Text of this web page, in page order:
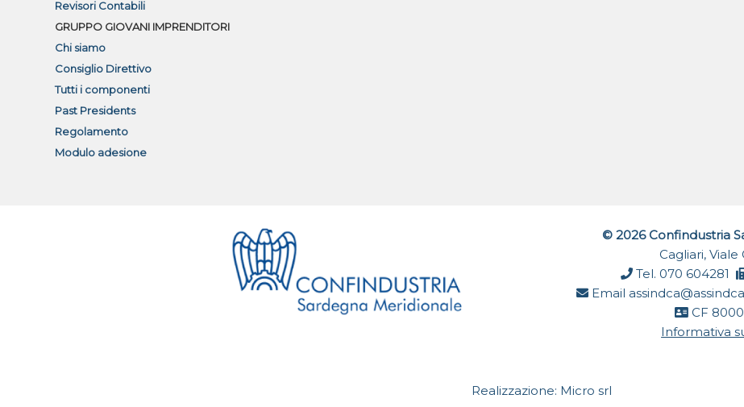
Revisori Contabili
GRUPPO GIOVANI IMPRENDITORI
Chi siamo
Consiglio Direttivo
Tutti i componenti
Past Presidents
Regolamento
Modulo adesione
© 2026 Confindustria
Cagliari,
Tel. 070 604281
Email
CF
Informativa
Realizzazione: Micro srl